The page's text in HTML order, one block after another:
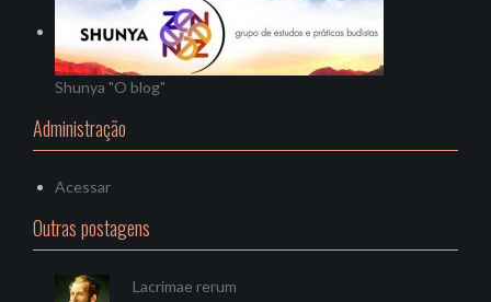
Shunya "O blog"
Administração
Acessar
Outras postagens
Lacrimae rerum